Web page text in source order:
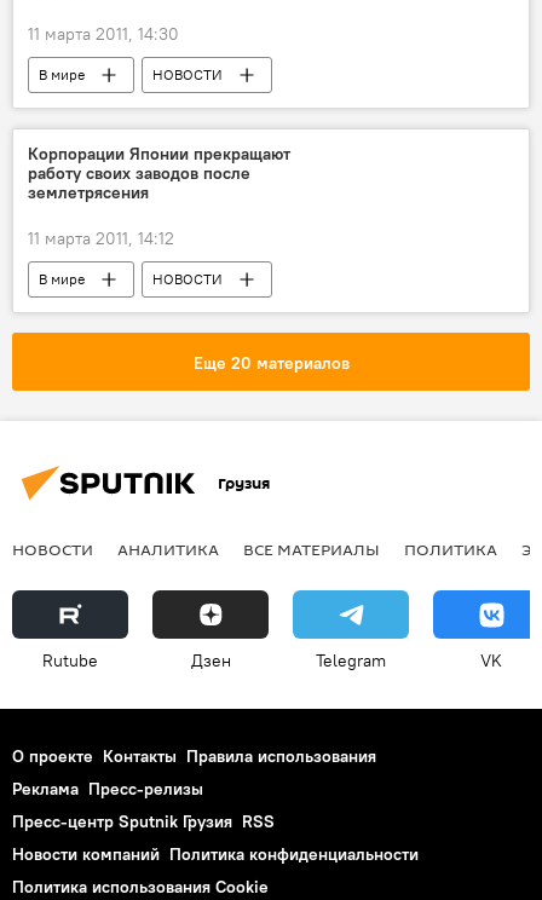
11 марта 2011, 14:30
В мире
НОВОСТИ
ПРОИСШЕСТВИЯ
Корпорации Японии прекращают
работу своих заводов после
землетрясения
11 марта 2011, 14:12
В мире
НОВОСТИ
ПРОИСШЕСТВИЯ
Еще 20 материалов
Грузия
НОВОСТИ АНАЛИТИКА ВСЕ МАТЕРИАЛЫ ПОЛИТИКА
Rutube Дзен Telegram VK
О проекте Контакты Правила использования
Реклама Пресс-релизы
Пресс-центр Sputnik Грузия RSS
Новости компаний Политика конфиденциальности
Политика использования Cookie